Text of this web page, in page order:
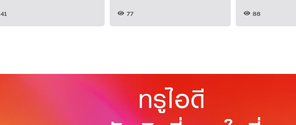
41 77 88